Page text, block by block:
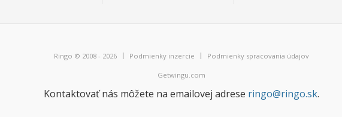
Ringo © 2008 - 2026 Podmienky inzercie Podmienky spracovania údajov
Getwingu.com
Kontaktovať nás môžete na emailovej adrese ringo@ringo.sk.